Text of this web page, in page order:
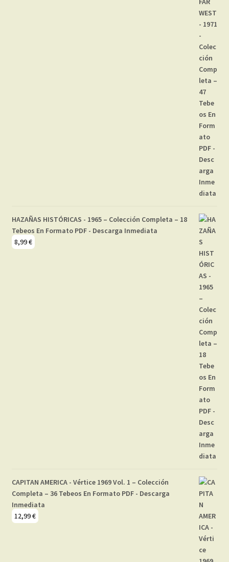
HAZAÑAS HISTÓRICAS - 1965 – Colección Completa – 18
Tebeos En Formato PDF - Descarga Inmediata
8,99€
CAPITAN AMERICA - Vértice 1969 Vol. 1 – Colección
Completa – 36 Tebeos En Formato PDF - Descarga
Inmediata
12,99€